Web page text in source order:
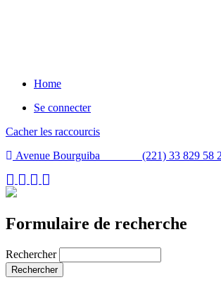
Home
Se connecter
Cacher les raccourcis
Avenue Bourguiba (221) 33 829 58
Formulaire de recherche
Rechercher
Rechercher